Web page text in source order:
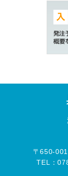
〒650-
TEL：